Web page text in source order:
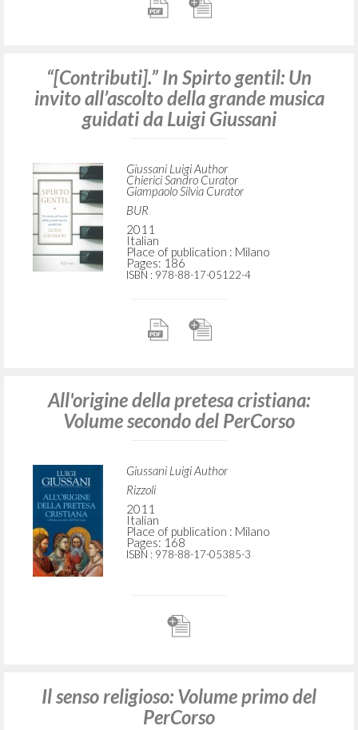
“[Contributi].” In Spirto gentil: Un
invito all’ascolto della grande musica
guidati da Luigi Giussani
Giussani Luigi Author
Chierici Sandro Curator
Giampaolo Silvia Curator
BUR
2011
Italian
Place of publication : Milano
Pages: 186
ISBN : 978-88-17-05122-4
All'origine della pretesa cristiana:
Volume secondo del PerCorso
Giussani Luigi Author
Rizzoli
2011
Italian
Place of publication : Milano
Pages: 168
ISBN : 978-88-17-05385-3
Il senso religioso: Volume primo del
PerCorso